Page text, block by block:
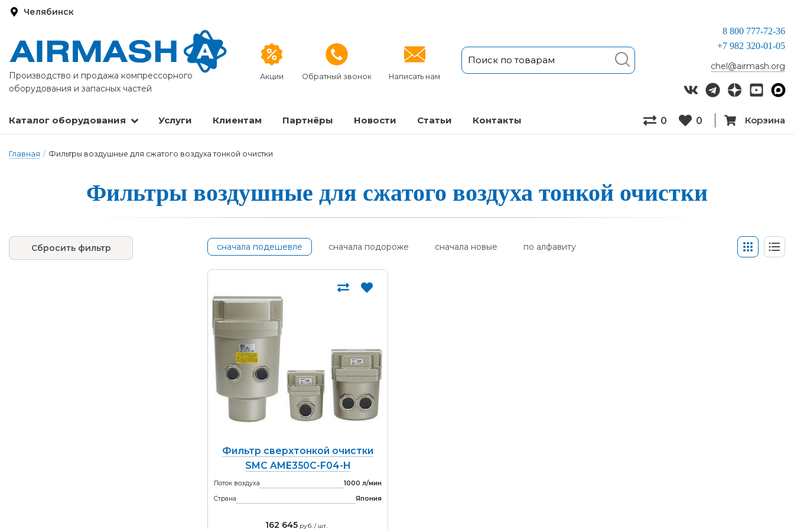
Челябинск
Производство и продажа компрессорного
оборудования и запасных частей
Акции Обратный звонок Написать нам
8 800 777-72-36
+7 982 320-01-05
chel@airmash.org
Каталог оборудования Услуги Клиентам Партнёры Новости Статьи Кон­так­ты 0 0 Корзина
Главная / Фильтры воздушные для сжатого воздуха тонкой очистки
Фильтры воздушные для сжа­то­го воз­ду­ха тон­кой о­чис­тки
Сбросить фильтр сначала подешевле сначала подороже сначала новые по алфавиту
Фильтр сверхтонкой очистки
SMC AME350C-F04-H
Поток воздуха
1000 л/мин
Страна
Япония
162 645 руб. / шт.